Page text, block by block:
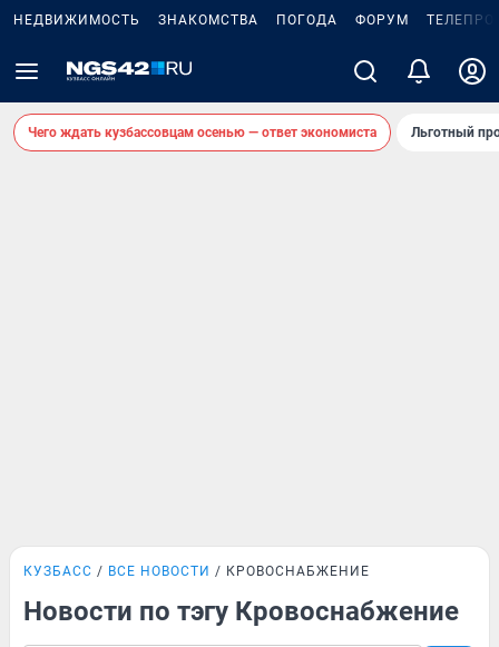
НЕДВИЖИМОСТЬ ЗНАКОМСТВА ПОГОДА ФОРУМ
Чего ждать кузбассовцам осенью — ответ экономиста Льготный
КУЗБАСС ВСЕ НОВОСТИ КРОВОСНАБЖЕНИЕ
Новости по тэгу Кровоснабжение